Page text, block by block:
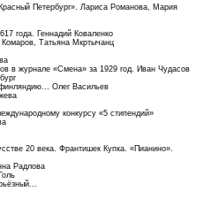
Петербург». Лариса Романова, Мария
года. Геннадий Коваленко
Комаров, Татьяна Мкртычанц
в журнале «Смена» за 1929 год. Иван Чудасов
Олег Васильев
конкурсу «5 стипендий»
20 века. Франтишек Купка. «Пианино».
Радлова